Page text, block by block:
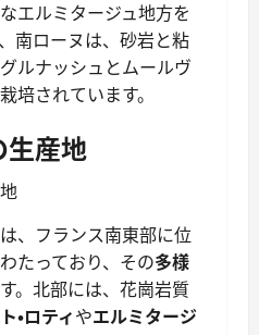
エルミタージュ地方を
南ローヌは、砂岩と粘
ルナッシュとムールヴ
培されています。
生産地
は、フランス南東部に位
たっており、その多様
。北部には、花崗岩質
・ロティやエルミタージ